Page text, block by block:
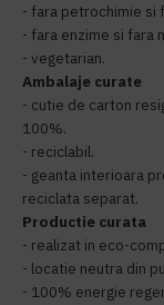
- fara petrochimie si
- fara enzime si fara
- vegetarian.
Ambalaje curate
- cutie de carton
100%.
- reciclabil.
- geanta interioara
reciclata separat.
Productie curata
- realizat in eco-
- locatie neutra din
- 100% energie